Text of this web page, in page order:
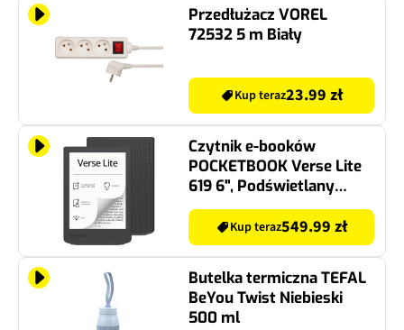
Przedłużacz VOREL
72532 5 m Biały
Kup teraz23.99 zł
Czytnik e-booków
POCKETBOOK Verse Lite
619 6", Podświetlany
ekran, Wi-Fi, Bez reklam
SzaryKup teraz549.99 zł
Butelka termiczna TEFAL
BeYou Twist Niebieski
500 ml